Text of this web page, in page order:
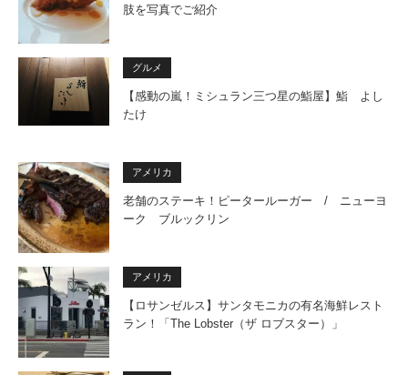
肢を写真でご紹介
グルメ
【感動の嵐！ミシュラン三つ星の鮨屋】鮨 よし
たけ
アメリカ
老舗のステーキ！ピータールーガー / ニューヨ
ーク ブルックリン
アメリカ
【ロサンゼルス】サンタモニカの有名海鮮レスト
ラン！「The Lobster（ザ ロブスター）」